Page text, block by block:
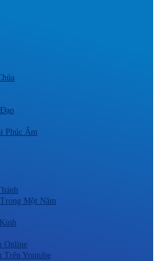
Phúc Âm
Một Năm
Online
Trên Youtube